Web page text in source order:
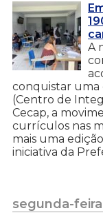
A
conquistar uma
(Centro de
Cecap, a
currículos nas
mais uma
iniciativa da
segunda-